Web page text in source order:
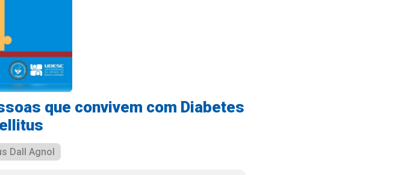
que convivem com Diabetes
Dall Agnol